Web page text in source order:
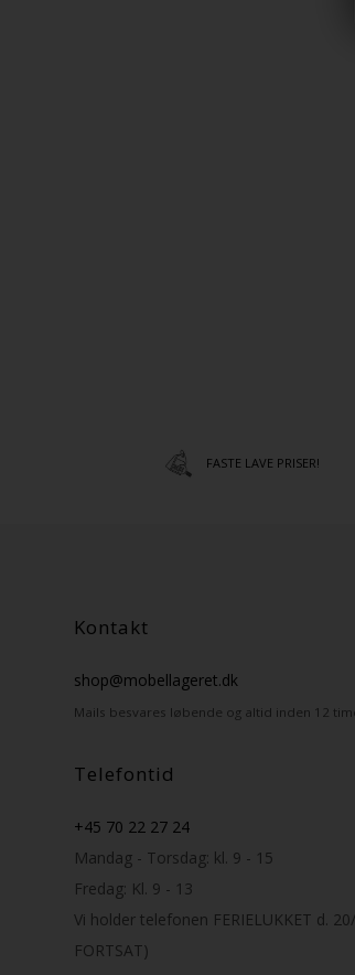
FASTE LAVE PRISER!
Kontakt
shop@mobellageret.dk
Mails besvares løbende og altid inden 12
Telefontid
+45 70 22 27 24
Mandag - Torsdag: kl. 9 - 15
Fredag: Kl. 9 - 13
Vi holder telefonen FERIELUKKET d.
FORTSAT)